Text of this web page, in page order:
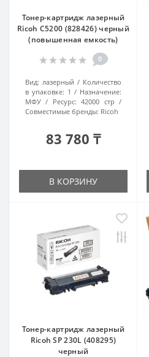
Тонер-картридж лазерный
Ricoh C5200 (828426) черный
(повышенная емкость)
0
Вид: лазерный
Количество
в упаковке: 1
Назначение:
МФУ
Ресурс: 42000 стр
Совместимые бренды: Ricoh
83 780 ₸
В КОРЗИНУ
Тонер-картридж лазерный
Ricoh SP 230L (408295)
черный